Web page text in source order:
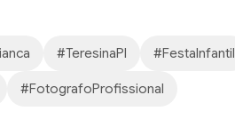
#TeresinaPI #FestaInfantil
#FotografoProfissional